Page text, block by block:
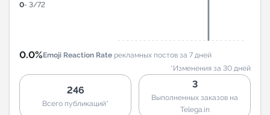
0- 3/72
0.0%Emoji Reaction Rate рекламных постов за 7 дней
*Изменения за 30 дней
246
Всего публикаций*
3
Выполненных заказов на
Telega.in